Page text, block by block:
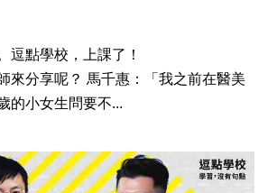
逗點學校，上課了！
來分享呢？ 馬千惠：「我之前在醫美
的小女生問要不...